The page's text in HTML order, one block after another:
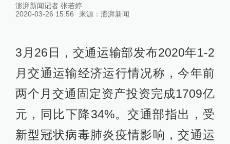
澎湃新闻记者 张若婷
2020-03-26 15:56
来源： 澎湃新闻
3月26日，交通运输部发布2020年1-2
月交通运输经济运行情况称，今年前
两个月交通固定资产投资完成1709亿
元，同比下降34%。交通部指出，受
新型冠状病毒肺炎疫情影响，交通运